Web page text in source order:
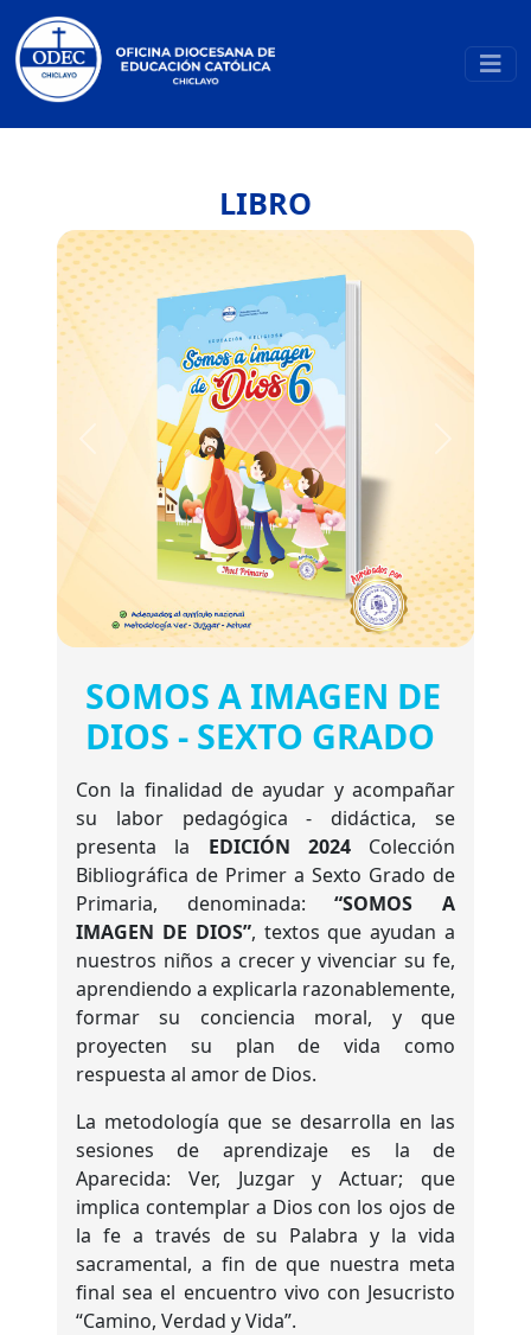
LIBRO
Previous
SOMOS A IMAGEN DE
DIOS - SEXTO GRADO
Con la finalidad de ayudar y acompañar
su labor pedagógica - didáctica, se
presenta la EDICIÓN 2024Colección
Bibliográfica de Primer a Sexto Grado de
Primaria, denominada:“SOMOS A
IMAGEN DE DIOS”, textos que ayudan a
nuestros niños a crecer y vivenciar su fe,
aprendiendo a explicarla razonablemente,
formar su conciencia moral, y que
proyecten su plan de vida como
respuesta al amor de Dios.
La metodología que se desarrolla en las
sesiones de aprendizaje es la de
Aparecida: Ver, Juzgar y Actuar; que
implica contemplar a Dios con los ojos de
la fe a través de su Palabra y la vida
sacramental, a fin de que nuestra meta
final sea el encuentro vivo con Jesucristo
“Camino, Verdad y Vida”.